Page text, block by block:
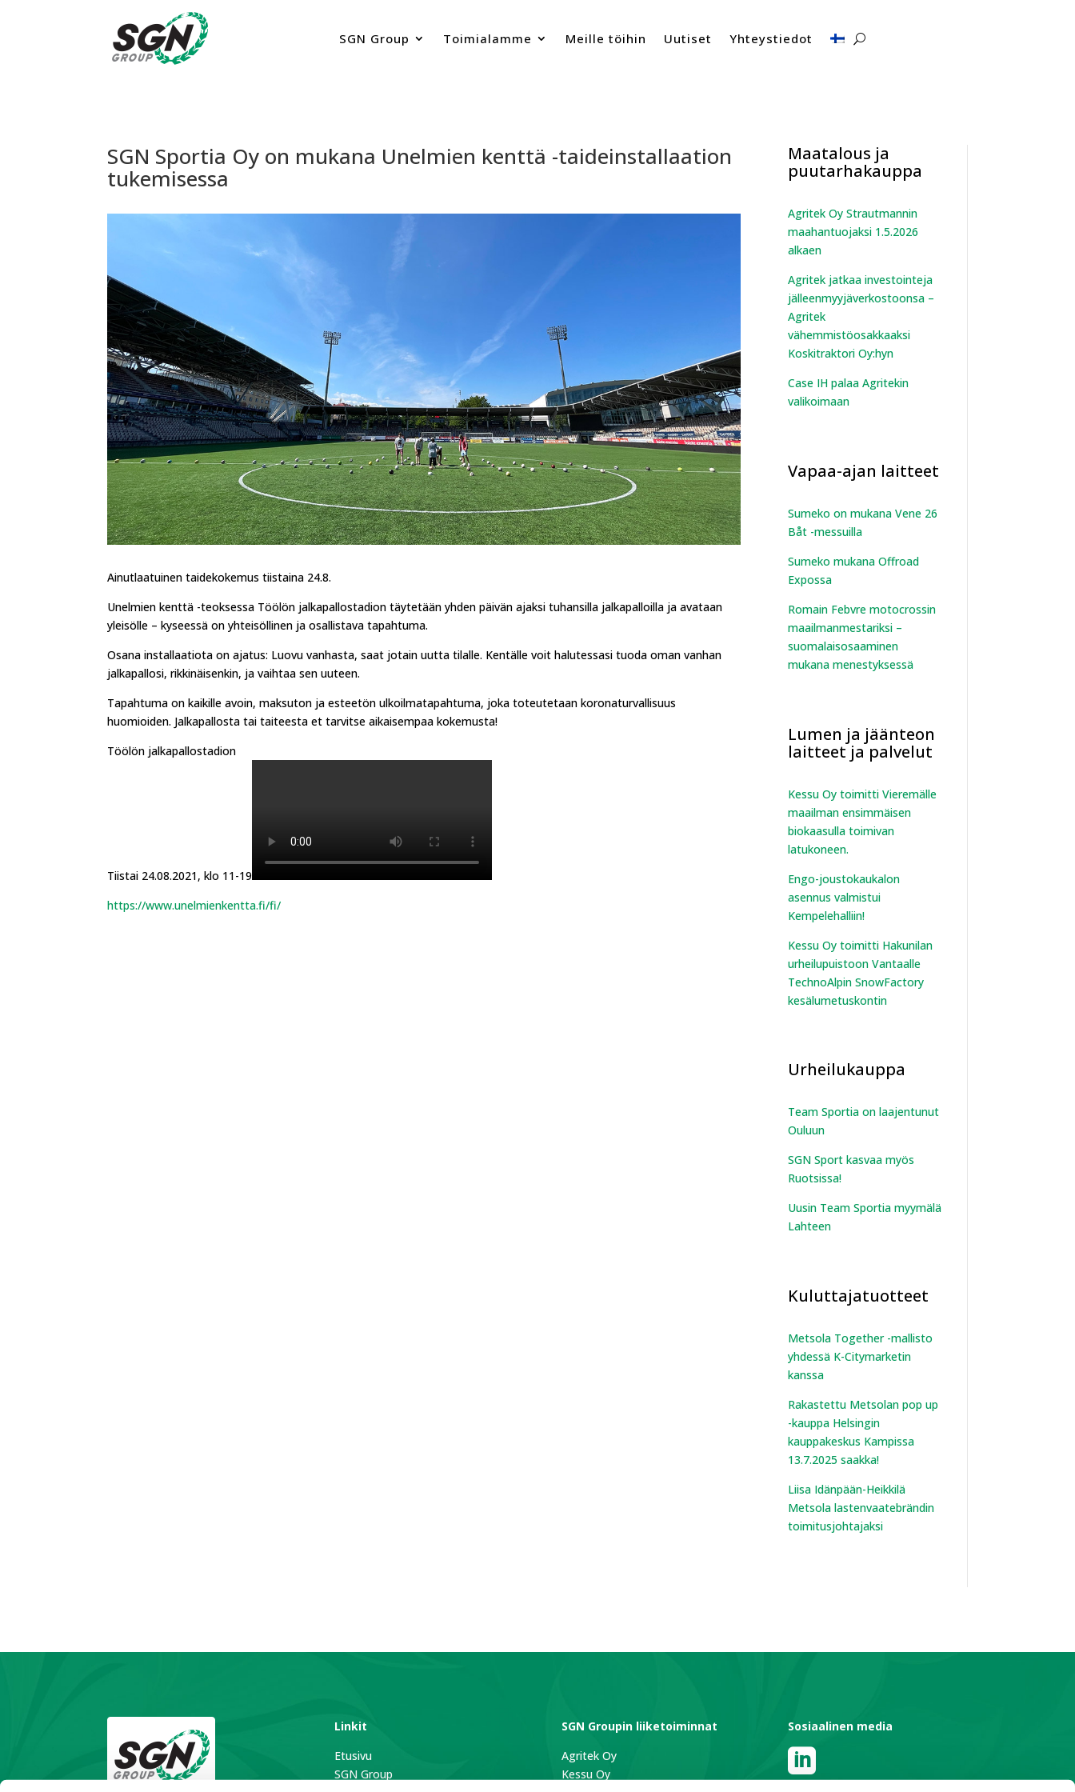
SGN Group Toimialamme Meille töihin Uutiset Yhteystiedot
SGN Sportia Oy on mukana Unelmien kenttä -taideinstallaation
tukemisessa
Ainutlaatuinen taidekokemus tiistaina 24.8.
Unelmien kenttä -teoksessa Töölön jalkapallostadion täytetään yhden päivän ajaksi tuhansilla jalkapalloilla ja avataan
yleisölle – kyseessä on yhteisöllinen ja osallistava tapahtuma.
Osana installaatiota on ajatus: Luovu vanhasta, saat jotain uutta tilalle. Kentälle voit halutessasi tuoda oman vanhan
jalkapallosi, rikkinäisenkin, ja vaihtaa sen uuteen.
Tapahtuma on kaikille avoin, maksuton ja esteetön ulkoilmatapahtuma, joka toteutetaan koronaturvallisuus
huomioiden. Jalkapallosta tai taiteesta et tarvitse aikaisempaa kokemusta!
Töölön jalkapallostadion
Tiistai 24.08.2021, klo 11-19
https://www.unelmienkentta.fi/fi/
Maatalous ja
puutarhakauppa
Agritek Oy Strautmannin
maahantuojaksi 1.5.2026
alkaen
Agritek jatkaa investointeja
jälleenmyyjäverkostoonsa –
Agritek
vähemmistöosakkaaksi
Koskitraktori Oy:hyn
Case IH palaa Agritekin
valikoimaan
Vapaa-ajan laitteet
Sumeko on mukana Vene 26
Båt -messuilla
Sumeko mukana Offroad
Expossa
Romain Febvre motocrossin
maailmanmestariksi –
suomalaisosaaminen
mukana menestyksessä
Lumen ja jäänteon
laitteet ja palvelut
Kessu Oy toimitti Vieremälle
maailman ensimmäisen
biokaasulla toimivan
latukoneen.
Engo-joustokaukalon
asennus valmistui
Kempelehalliin!
Kessu Oy toimitti Hakunilan
urheilupuistoon Vantaalle
TechnoAlpin SnowFactory
kesälumetuskontin
Urheilukauppa
Team Sportia on laajentunut
Ouluun
SGN Sport kasvaa myös
Ruotsissa!
Uusin Team Sportia myymälä
Lahteen
Kuluttajatuotteet
Metsola Together -mallisto
yhdessä K-Citymarketin
kanssa
Rakastettu Metsolan pop up
-kauppa Helsingin
kauppakeskus Kampissa
13.7.2025 saakka!
Liisa Idänpään-Heikkilä
Metsola lastenvaatebrändin
toimitusjohtajaksi
Linkit
Etusivu
SGN Group
SGN Groupin liiketoiminnat
Agritek Oy
Kessu Oy
Sosiaalinen media
